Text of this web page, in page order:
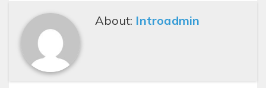
About: Introadmin